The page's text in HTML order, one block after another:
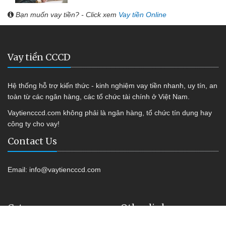
Bạn muốn vay tiền? - Click xem Vay tiền Online
Vay tiền CCCD
Hệ thống hỗ trợ kiến thức - kinh nghiệm vay tiền nhanh, uy tín, an
toàn từ các ngân hàng, các tổ chức tài chính ở Việt Nam.
Vaytiencccd.com không phải là ngân hàng, tổ chức tín dụng hay
công ty cho vay!
Contact Us
Email: info@vaytiencccd.com
Category Other link